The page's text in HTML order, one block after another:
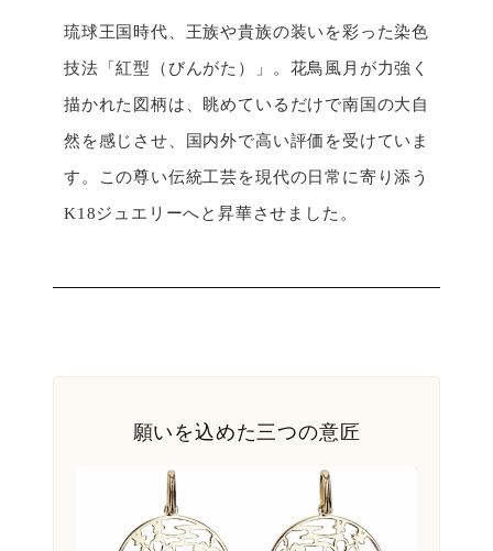
琉球王国時代、王族や貴族の装いを彩った染色
技法「紅型（びんがた）」。花鳥風月が力強く
描かれた図柄は、眺めているだけで南国の大自
然を感じさせ、国内外で高い評価を受けていま
す。この尊い伝統工芸を現代の日常に寄り添う
K18ジュエリーへと昇華させました。
願いを込めた三つの意匠